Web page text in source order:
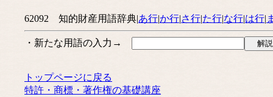
62092 知的財産用語辞典|あ行|か行|さ行|た行|な行|は行|
・新たな用語の入力→
トップページに戻る
特許・商標・著作権の基礎講座